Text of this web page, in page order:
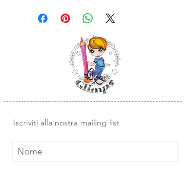
alla collezione "Kawaii dillo con un
kanji"
Iscriviti alla nostra mailing list